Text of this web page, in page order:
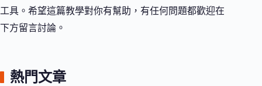
工具。希望這篇教學對你有幫助，有任何問題都歡迎在
下方留言討論。
熱門文章